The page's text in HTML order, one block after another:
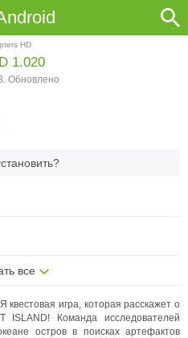
HD
все
1.020
Обновлено
игра, которая расскажет о
ISLAND! Команда исследователей
остров в поисках артефактов